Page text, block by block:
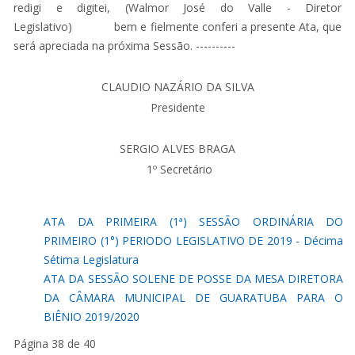
redigi e digitei, (Walmor José do Valle - Diretor
Legislativo) bem e fielmente conferi a presente Ata, que
será apreciada na próxima Sessão. ----------
CLAUDIO NAZÁRIO DA SILVA
Presidente
SERGIO ALVES BRAGA
1º Secretário
ATA DA PRIMEIRA (1ª) SESSÃO ORDINÁRIA DO
PRIMEIRO (1°) PERIODO LEGISLATIVO DE 2019 - Décima
Sétima Legislatura
ATA DA SESSÃO SOLENE DE POSSE DA MESA DIRETORA
DA CÂMARA MUNICIPAL DE GUARATUBA PARA O
BIÊNIO 2019/2020
Página 38 de 40